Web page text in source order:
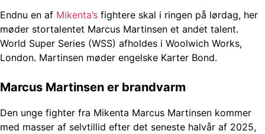
Endnu en af Mikenta’s fightere skal i ringen på lørdag, her
møder stortalentet Marcus Martinsen et andet talent.
World Super Series (WSS) afholdes i Woolwich Works,
London. Martinsen møder engelske Karter Bond.
Marcus Martinsen er brandvarm
Den unge fighter fra Mikenta Marcus Martinsen kommer
med masser af selvtillid efter det seneste halvår af 2025,